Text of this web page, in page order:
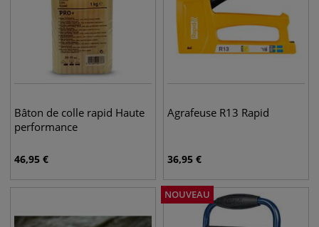
Bâton de colle rapid Haute
performance
46,95 €
Agrafeuse R13 Rapid
36,95 €
NOUVEAU